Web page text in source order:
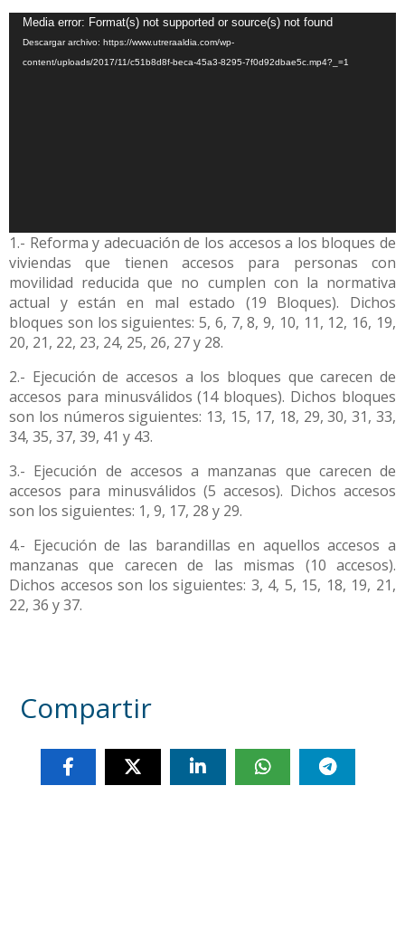
Reproductor
de
vídeo
Media error: Format(s) not supported or source(s) not found
Descargar archivo: https://www.utreraaldia.com/wp-
content/uploads/2017/11/c51b8d8f-beca-45a3-8295-7f0d92dbae5c.mp4?_=1
1.- Reforma y adecuación de los accesos a los bloques de
viviendas que tienen accesos para personas con
movilidad reducida que no cumplen con la normativa
actual y están en mal estado (19 Bloques). Dichos
bloques son los siguientes: 5, 6, 7, 8, 9, 10, 11, 12, 16, 19,
20, 21, 22, 23, 24, 25, 26, 27 y 28.
2.- Ejecución de accesos a los bloques que carecen de
accesos para minusválidos (14 bloques). Dichos bloques
son los números siguientes: 13, 15, 17, 18, 29, 30, 31, 33,
34, 35, 37, 39, 41 y 43.
3.- Ejecución de accesos a manzanas que carecen de
accesos para minusválidos (5 accesos). Dichos accesos
son los siguientes: 1, 9, 17, 28 y 29.
4.- Ejecución de las barandillas en aquellos accesos a
manzanas que carecen de las mismas (10 accesos).
Dichos accesos son los siguientes: 3, 4, 5, 15, 18, 19, 21,
22, 36 y 37.
Compartir